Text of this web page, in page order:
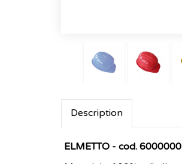
Description
ELMETTO - cod. 6000000